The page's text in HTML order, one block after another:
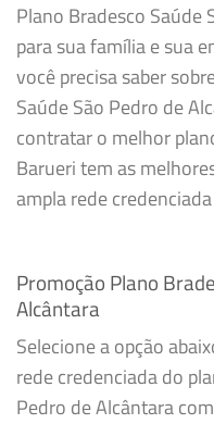
Plano Bradesco Saúde
para sua família e sua
você precisa saber
Saúde São Pedro de
contratar o melhor
Barueri tem as
ampla rede
Promoção Plano
Alcântara
Selecione a opção
rede credenciada do
Pedro de Alcântara